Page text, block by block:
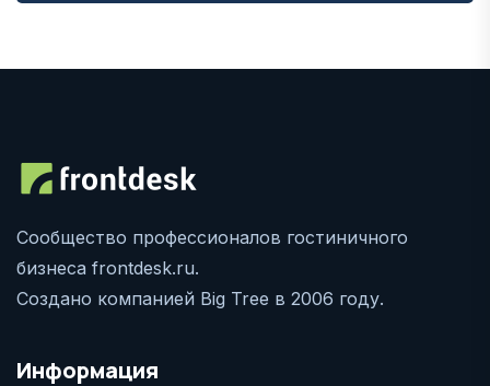
Сообщество профессионалов гостиничного
бизнеса frontdesk.ru.
Создано компанией Big Tree в 2006 году.
Информация